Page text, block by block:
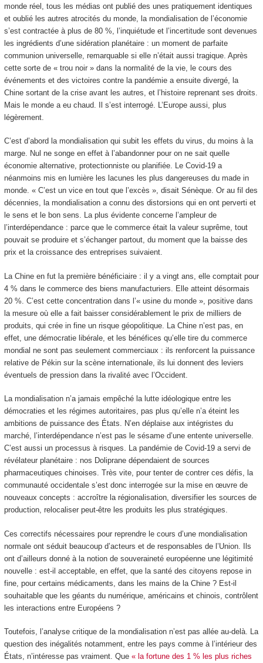
monde réel, tous les médias ont publié des unes pratiquement identiques
et oublié les autres atrocités du monde, la mondialisation de l’économie
s’est contractée à plus de 80 %, l’inquiétude et l’incertitude sont devenues
les ingrédients d’une sidération planétaire : un moment de parfaite
communion universelle, remarquable si elle n’était aussi tragique. Après
cette sorte de « trou noir » dans la normalité de la vie, le cours des
événements et des victoires contre la pandémie a ensuite divergé, la
Chine sortant de la crise avant les autres, et l’histoire reprenant ses droits.
Mais le monde a eu chaud. Il s’est interrogé. L’Europe aussi, plus
légèrement.
C’est d’abord la mondialisation qui subit les effets du virus, du moins à la
marge. Nul ne songe en effet à l’abandonner pour on ne sait quelle
économie alternative, protectionniste ou planifiée. Le Covid-19 a
néanmoins mis en lumière les lacunes les plus dangereuses du made in
monde. « C’est un vice en tout que l’excès », disait Sénèque. Or au fil des
décennies, la mondialisation a connu des distorsions qui en ont perverti et
le sens et le bon sens. La plus évidente concerne l’ampleur de
l’interdépendance : parce que le commerce était la valeur suprême, tout
pouvait se produire et s’échanger partout, du moment que la baisse des
prix et la croissance des entreprises suivaient.
La Chine en fut la première bénéficiaire : il y a vingt ans, elle comptait pour
4 % dans le commerce des biens manufacturiers. Elle atteint désormais
20 %. C’est cette concentration dans l’« usine du monde », positive dans
la mesure où elle a fait baisser considérablement le prix de milliers de
produits, qui crée in fine un risque géopolitique. La Chine n’est pas, en
effet, une démocratie libérale, et les bénéfices qu’elle tire du commerce
mondial ne sont pas seulement commerciaux : ils renforcent la puissance
relative de Pékin sur la scène internationale, ils lui donnent des leviers
éventuels de pression dans la rivalité avec l’Occident.
La mondialisation n’a jamais empêché la lutte idéologique entre les
démocraties et les régimes autoritaires, pas plus qu’elle n’a éteint les
ambitions de puissance des États. N’en déplaise aux intégristes du
marché, l’interdépendance n’est pas le sésame d’une entente universelle.
C’est aussi un processus à risques. La pandémie de Covid-19 a servi de
révélateur planétaire : nos Doliprane dépendaient de sources
pharmaceutiques chinoises. Très vite, pour tenter de contrer ces défis, la
communauté occidentale s’est donc interrogée sur la mise en œuvre de
nouveaux concepts : accroître la régionalisation, diversifier les sources de
production, relocaliser peut-être les produits les plus stratégiques.
Ces correctifs nécessaires pour reprendre le cours d’une mondialisation
normale ont séduit beaucoup d’acteurs et de responsables de l’Union. Ils
ont d’ailleurs donné à la notion de souveraineté européenne une légitimité
nouvelle : est-il acceptable, en effet, que la santé des citoyens repose in
fine, pour certains médicaments, dans les mains de la Chine ? Est-il
souhaitable que les géants du numérique, américains et chinois, contrôlent
les interactions entre Européens ?
Toutefois, l’analyse critique de la mondialisation n’est pas allée au-delà. La
question des inégalités notamment, entre les pays comme à l’intérieur des
États, n’intéresse pas vraiment. Que « la fortune des 1 % les plus riches